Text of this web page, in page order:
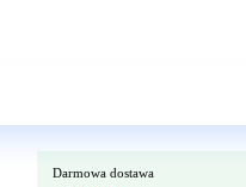
Darmowa dostawa